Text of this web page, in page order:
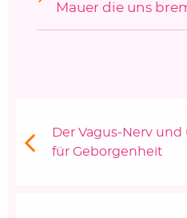
Mauer die uns
Vorheriger Beitrag:
Der Vagus-Nerv
für Geborgenheit